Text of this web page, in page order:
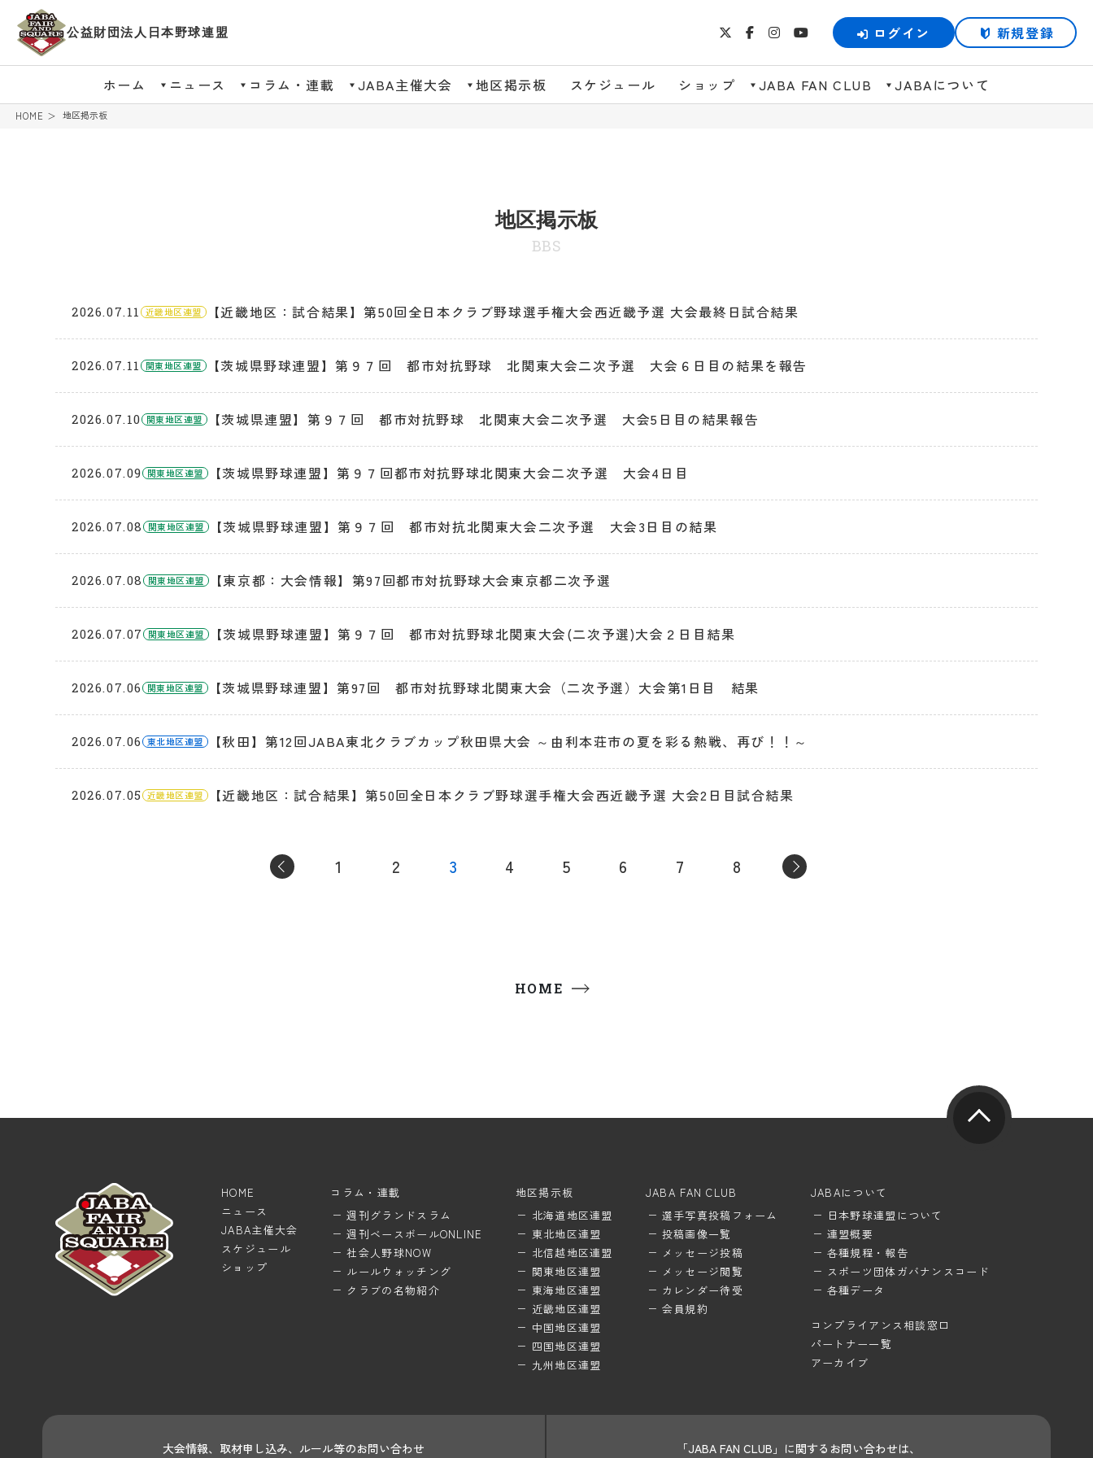
公益財団法人日本野球連盟 ログイン 新規登録
ホーム ニュース コラム・連載 JABA主催大会 地区掲示板 スケジュール ショップ JABA FAN CLUB JABAについて
HOME 地区掲示板
地区掲示板
BBS
2026.07.11 近畿地区連盟 【近畿地区：試合結果】第50回全日本クラブ野球選手権大会西近畿予選 大会最終日試合結果
2026.07.11 関東地区連盟 【茨城県野球連盟】第９７回 都市対抗野球 北関東大会二次予選 大会６日目の結果を報告
2026.07.10 関東地区連盟 【茨城県連盟】第９７回 都市対抗野球 北関東大会二次予選 大会5日目の結果報告
2026.07.09 関東地区連盟 【茨城県野球連盟】第９７回都市対抗野球北関東大会二次予選 大会4日目
2026.07.08 関東地区連盟 【茨城県野球連盟】第９７回 都市対抗北関東大会二次予選 大会3日目の結果
2026.07.08 関東地区連盟 【東京都：大会情報】第97回都市対抗野球大会東京都二次予選
2026.07.07 関東地区連盟 【茨城県野球連盟】第９７回 都市対抗野球北関東大会(二次予選)大会２日目結果
2026.07.06 関東地区連盟 【茨城県野球連盟】第97回 都市対抗野球北関東大会（二次予選）大会第1日目 結果
2026.07.06 東北地区連盟 【秋田】第12回JABA東北クラブカップ秋田県大会 ～由利本荘市の夏を彩る熱戦、再び！！～
2026.07.05 近畿地区連盟 【近畿地区：試合結果】第50回全日本クラブ野球選手権大会西近畿予選 大会2日目試合結果
1 2 3 4 5 6 7 8
HOME
HOME
ニュース
JABA主催大会
スケジュール
ショップ
コラム・連載
週刊グランドスラム
週刊ベースボールONLINE
社会人野球NOW
ルールウォッチング
クラブの名物紹介
地区掲示板
北海道地区連盟
東北地区連盟
北信越地区連盟
関東地区連盟
東海地区連盟
近畿地区連盟
中国地区連盟
四国地区連盟
九州地区連盟
JABA FAN CLUB
選手写真投稿フォーム
投稿画像一覧
メッセージ投稿
メッセージ閲覧
カレンダー待受
会員規約
JABAについて
日本野球連盟について
連盟概要
各種規程・報告
スポーツ団体ガバナンスコード
各種データ
コンプライアンス相談窓口
パートナー一覧
アーカイブ
大会情報、取材申し込み、ルール等のお問い合わせ
「JABA FAN CLUB」に関するお問い合わせは、